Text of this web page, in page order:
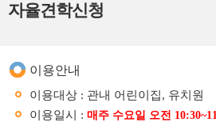
자율견학신청
이용안내
이용대상 : 관내 어린이집, 유치원
이용일시 : 매주 수요일 오전